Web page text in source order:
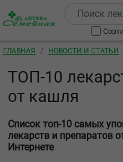
Строка
ГЛАВНАЯ НОВОСТИ И СТАТЬИ
ТОП-10
от кашля
Список топ-10 самых
лекарств и препаратов
Интернете